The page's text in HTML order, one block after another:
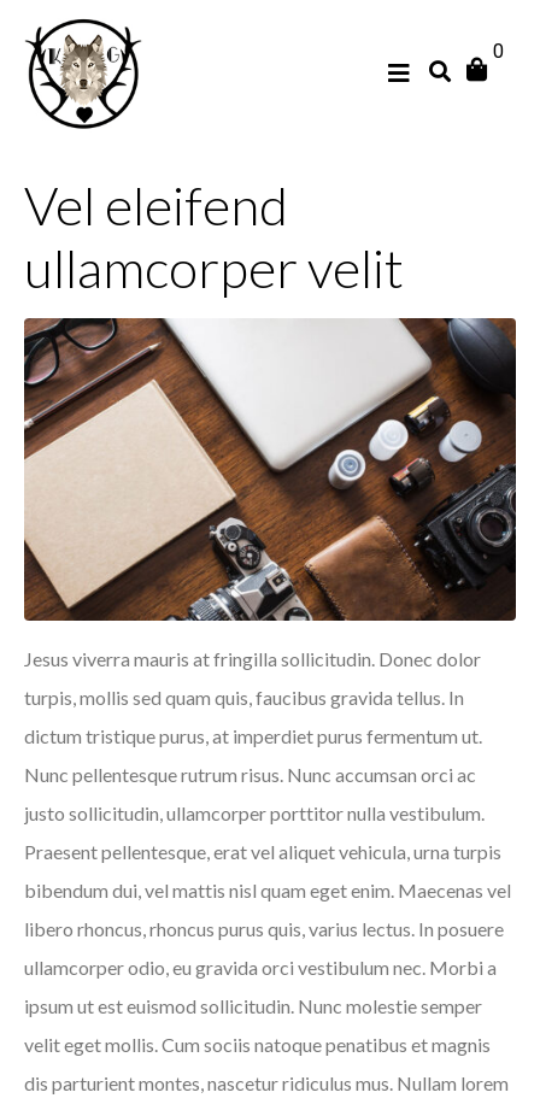
0
Vel eleifend
ullamcorper velit
Jesus viverra mauris at fringilla sollicitudin. Donec dolor
turpis, mollis sed quam quis, faucibus gravida tellus. In
dictum tristique purus, at imperdiet purus fermentum ut.
Nunc pellentesque rutrum risus. Nunc accumsan orci ac
justo sollicitudin, ullamcorper porttitor nulla vestibulum.
Praesent pellentesque, erat vel aliquet vehicula, urna turpis
bibendum dui, vel mattis nisl quam eget enim. Maecenas vel
libero rhoncus, rhoncus purus quis, varius lectus. In posuere
ullamcorper odio, eu gravida orci vestibulum nec. Morbi a
ipsum ut est euismod sollicitudin. Nunc molestie semper
velit eget mollis. Cum sociis natoque penatibus et magnis
dis parturient montes, nascetur ridiculus mus. Nullam lorem